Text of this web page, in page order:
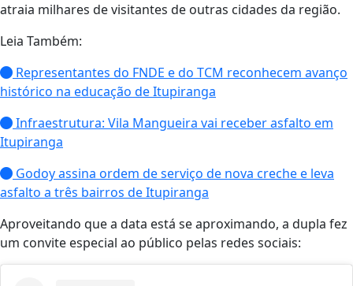
atraia milhares de visitantes de outras cidades da região.
Leia Também:
Representantes do FNDE e do TCM reconhecem avanço
histórico na educação de Itupiranga
Infraestrutura: Vila Mangueira vai receber asfalto em
Itupiranga
Godoy assina ordem de serviço de nova creche e leva
asfalto a três bairros de Itupiranga
Aproveitando que a data está se aproximando, a dupla fez
um convite especial ao público pelas redes sociais: